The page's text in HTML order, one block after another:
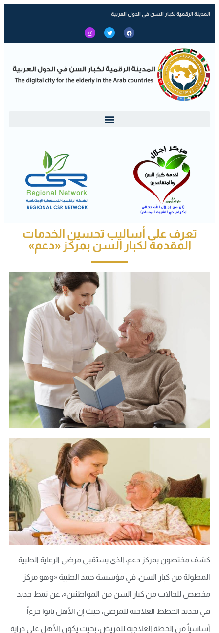
المدينة الرقمية لكبار السن في الدول العربية
تعرف على أساليب تحسين الخدمات
المقدمة لكبار السن بمركز «دعم»
كشف مختصون بمركز دعم، الذي يستقبل مرضى الرعاية الطبية
المطولة من كبار السن، في مؤسسة حمد الطبية «وهو مركز
مخصص للحالات من كبار السن من المواطنين»، عن نمط جديد
في تحديد الخطط العلاجية للمرضى، حيث إن الأهل باتوا جزءاً
أساسياً من الخطة العلاجية للمريض، بحيث يكون الأهل على دراية